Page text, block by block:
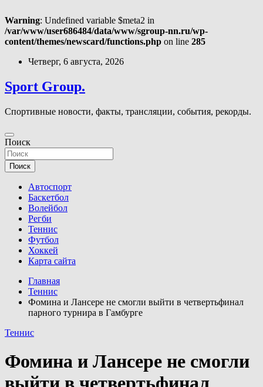
Warning: Undefined variable $meta2 in
/var/www/user686484/data/www/sgroup-nn.ru/wp-
content/themes/newscard/functions.php on line 285
Перейти
содержимому
Четверг, 6 августа, 2026
Sport Group.
Спортивные новости, факты, трансляции, события, рекорды.
Поиск
Поиск
Автоспорт
Баскетбол
Волейбол
Регби
Теннис
Футбол
Хоккей
Карта сайта
Главная
Теннис
Фомина и Лансере не смогли выйти в четвертьфинал
парного турнира в Гамбурге
Теннис
Фомина и Лансере не смогли